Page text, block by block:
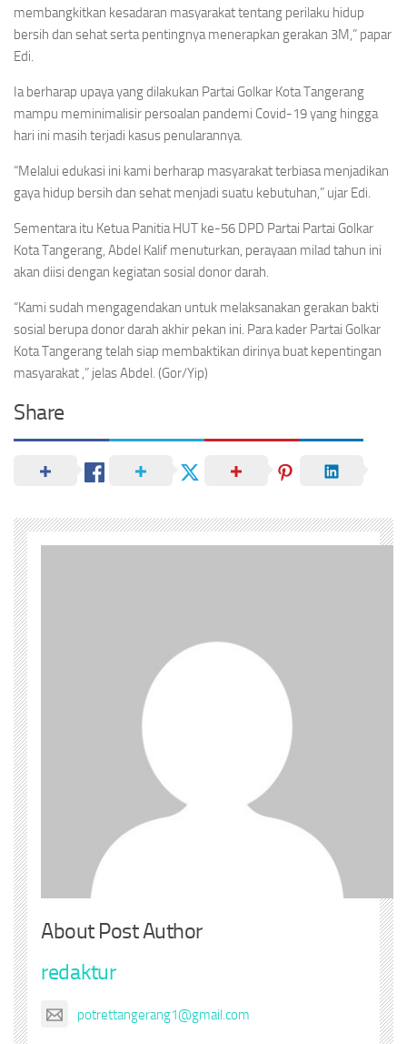
membangkitkan kesadaran masyarakat tentang perilaku hidup
bersih dan sehat serta pentingnya menerapkan gerakan 3M,” papar
Edi.
Ia berharap upaya yang dilakukan Partai Golkar Kota Tangerang
mampu meminimalisir persoalan pandemi Covid-19 yang hingga
hari ini masih terjadi kasus penularannya.
“Melalui edukasi ini kami berharap masyarakat terbiasa menjadikan
gaya hidup bersih dan sehat menjadi suatu kebutuhan,” ujar Edi.
Sementara itu Ketua Panitia HUT ke-56 DPD Partai Partai Golkar
Kota Tangerang, Abdel Kalif menuturkan, perayaan milad tahun ini
akan diisi dengan kegiatan sosial donor darah.
“Kami sudah mengagendakan untuk melaksanakan gerakan bakti
sosial berupa donor darah akhir pekan ini. Para kader Partai Golkar
Kota Tangerang telah siap membaktikan dirinya buat kepentingan
masyarakat ,” jelas Abdel. (Gor/Yip)
Share
About Post Author
redaktur
potrettangerang1@gmail.com